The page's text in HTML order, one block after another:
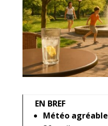
EN BREF
Météo agréable